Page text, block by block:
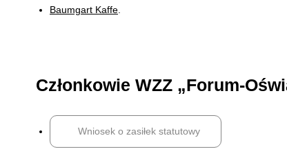
Baumgart Kaffe
Członkowie WZZ „Forum-
Wniosek o zasiłek statutowy